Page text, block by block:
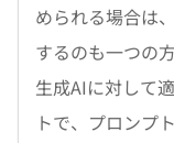
められる場合は
するのも一つの
生成AIに対して
トで、プロンプ